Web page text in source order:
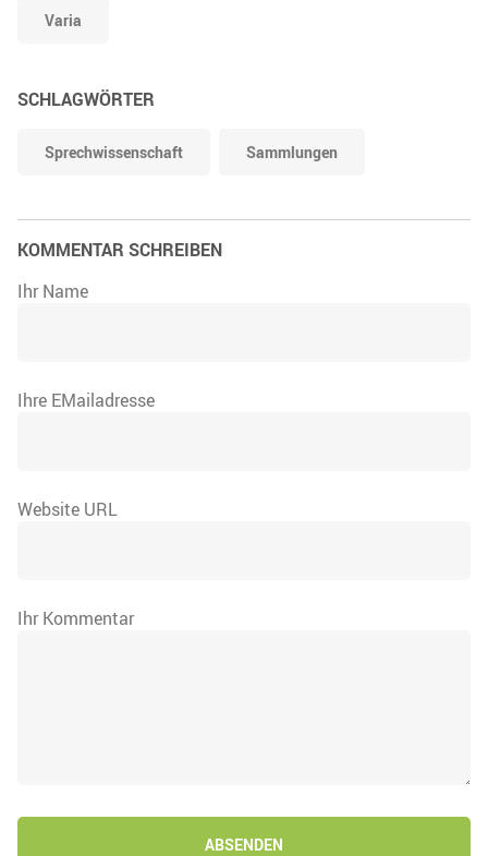
Varia
SCHLAGWÖRTER
Sprechwissenschaft Sammlungen
KOMMENTAR SCHREIBEN
Ihr Name
Ihre EMailadresse
Website URL
Ihr Kommentar
ABSENDEN